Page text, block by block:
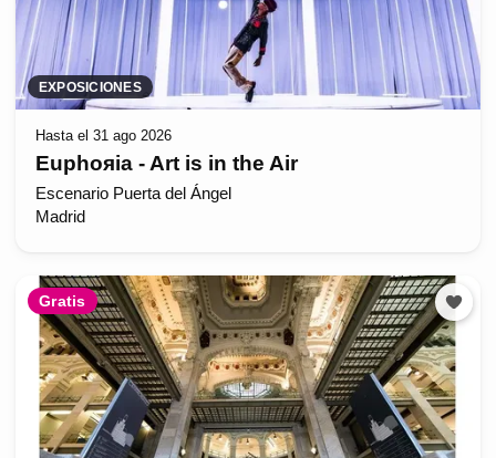
EXPOSICIONES
Hasta el 31 ago 2026
Euphoяia - Art is in the Air
Escenario Puerta del Ángel
Madrid
Gratis